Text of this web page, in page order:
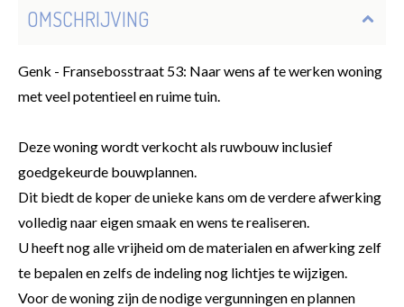
OMSCHRIJVING
Genk - Fransebosstraat 53: Naar wens af te werken woning
met veel potentieel en ruime tuin.
Deze woning wordt verkocht als ruwbouw inclusief
goedgekeurde bouwplannen.
Dit biedt de koper de unieke kans om de verdere afwerking
volledig naar eigen smaak en wens te realiseren.
U heeft nog alle vrijheid om de materialen en afwerking zelf
te bepalen en zelfs de indeling nog lichtjes te wijzigen.
Voor de woning zijn de nodige vergunningen en plannen